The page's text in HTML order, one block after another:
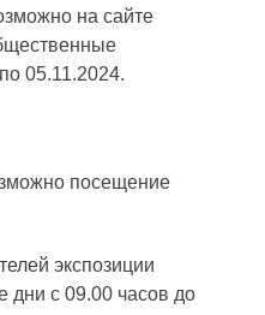
на сайте
05.11.2024.
посещение
экспозиции
дни с 09.00 часов до